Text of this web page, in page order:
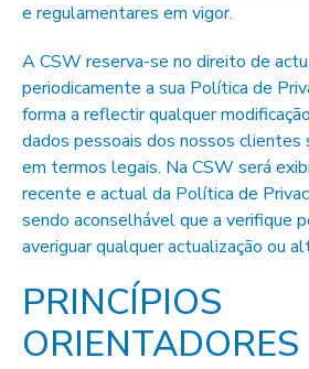
e regulamentares em vigor.
A CSW reserva-se no direito de
periodicamente a sua Política de
forma a reflectir qualquer
dados pessoais dos nossos clientes
em termos legais. Na CSW será
recente e actual da Política de
sendo aconselhável que a verifique
averiguar qualquer actualização ou
PRINCÍPIOS
ORIENTADORES